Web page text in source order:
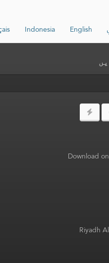
English
Indonesia
Riyadh